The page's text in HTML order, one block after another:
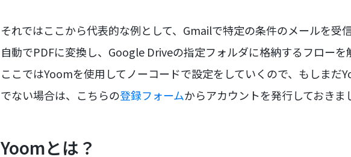
それではここから代表的な例として、Gmailで特定の条件のメールを受
自動でPDFに変換し、Google Driveの指定フォルダに格納するフローを
ここではYoomを使用してノーコードで設定をしていくので、もしまだ
でない場合は、こちらの登録フォームからアカウントを発行しておきま
Yoomとは？